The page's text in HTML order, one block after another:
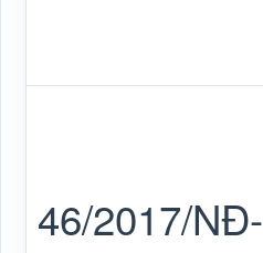
46/2017/NĐ-